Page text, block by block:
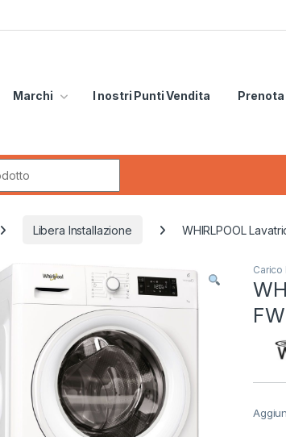
Marchi I nostri Punti Vendita Prenota
Libera Installazione WHIRLPOOL
Carico